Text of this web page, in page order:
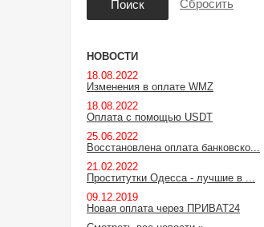
Поиск Сбросить
НОВОСТИ
18.08.2022
Изменения в оплате WMZ
18.08.2022
Оплата с помощью USDT
25.06.2022
Восстановлена оплата банковско...
21.02.2022
Проститутки Одесса - лучшие в ...
09.12.2019
Новая оплата через ПРИВАТ24